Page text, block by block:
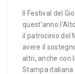
Il Festival del
quest’anno
il patrocinio del
avere il
altri, anche con
Stampa italiana